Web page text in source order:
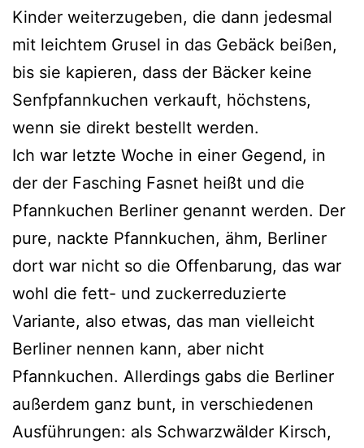
Kinder wei­ter­zu­ge­ben, die dann jedes­mal
mit leich­tem Grusel in das Gebäck bei­ßen,
bis sie kapie­ren, dass der Bäcker kei­ne
Senfpfannkuchen ver­kauft, höchs­tens,
wenn sie direkt bestellt werden.
Ich war letz­te Woche in einer Gegend, in
der der Fasching Fasnet heißt und die
Pfannkuchen Berliner genannt wer­den. Der
pure, nack­te Pfannkuchen, ähm, Berliner
dort war nicht so die Offenbarung, das war
wohl die fett- und zucker­re­du­zier­te
Variante, also etwas, das man viel­leicht
Berliner nen­nen kann, aber nicht
Pfannkuchen. Allerdings gabs die Berliner
außer­dem ganz bunt, in ver­schie­de­nen
Ausführungen: als Schwarzwälder Kirsch,